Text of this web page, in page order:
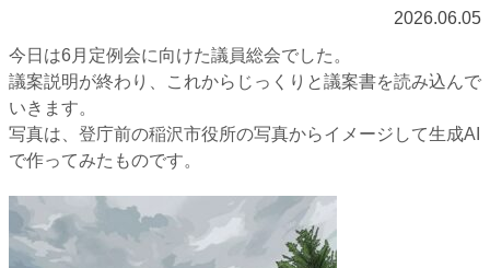
2026.06.05
今日は6月定例会に向けた議員総会でした。
議案説明が終わり、これからじっくりと議案書を読み込んで
いきます。
写真は、登庁前の稲沢市役所の写真からイメージして生成AI
で作ってみたものです。